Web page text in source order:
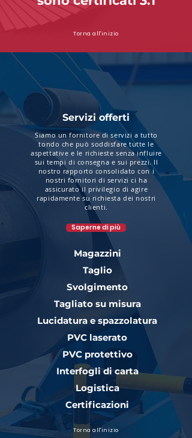
Torna all'inizio
Servizi offerti
Siamo un fornitore di servizi a tutto
tondo che può soddisfare tutte le
aspettative e le richieste senza influire
sui tempi di consegna e sui prezzi. Il
nostro rapporto consolidato con i
nostri fornitori di servizi ci ha
assicurato il privilegio di agire
rapidamente su richiesta dei nostri
clienti.
Saperne di più
Magazzini
Taglio
Svolgimento
Tagliato su misura
Lucidatura e spazzolatura
PVC laserato
PVC protettivo
Interfogli di carta
Logistica
Certificazioni
Torna all'inizio